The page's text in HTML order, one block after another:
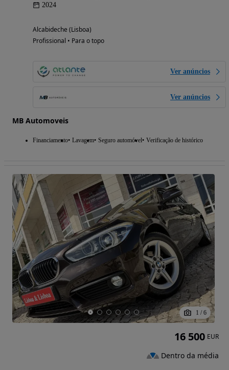
2024
Alcabideche (Lisboa)
Profissional • Para o topo
Ver anúncios
Ver anúncios
MB Automoveis
Financiamento Lavagem Seguro automóvel Verificação de histórico
1 / 6
16 500 EUR
Dentro da média